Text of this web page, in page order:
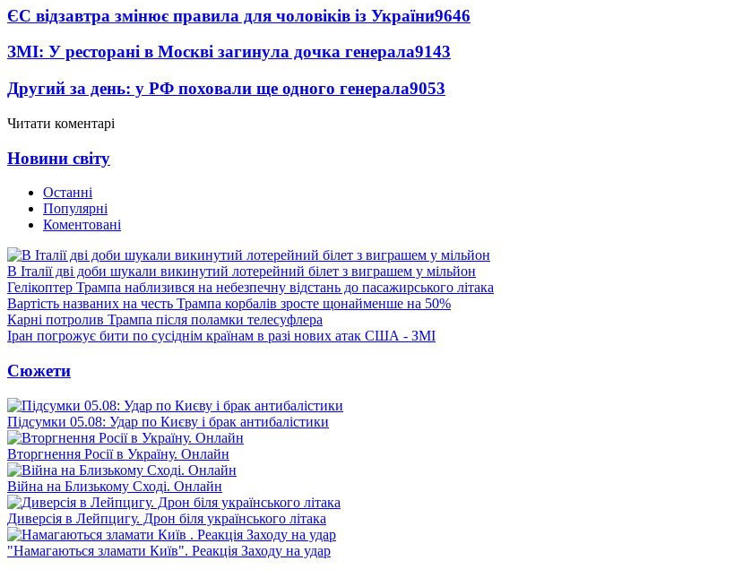
ЄС відзавтра змінює правила для чоловіків із України9646
ЗМІ: У ресторані в Москві загинула дочка генерала9143
Другий за день: у РФ поховали ще одного генерала9053
Читати коментарі
Новини світу
Останні
Популярні
Коментовані
В Італії дві доби шукали викинутий лотерейний білет з виграшем у мільйон
Гелікоптер Трампа наблизився на небезпечну відстань до пасажирського літака
Вартість названих на честь Трампа корбалів зросте щонайменше на 50%
Карні потролив Трампа після поламки телесуфлера
Іран погрожує бити по сусіднім країнам в разі нових атак США - ЗМІ
Сюжети
Підсумки 05.08: Удар по Києву і брак антибалістики
Вторгнення Росії в Україну. Онлайн
Війна на Близькому Сході. Онлайн
Диверсія в Лейпцигу. Дрон біля українського літака
"Намагаються зламати Київ". Реакція Заходу на удар